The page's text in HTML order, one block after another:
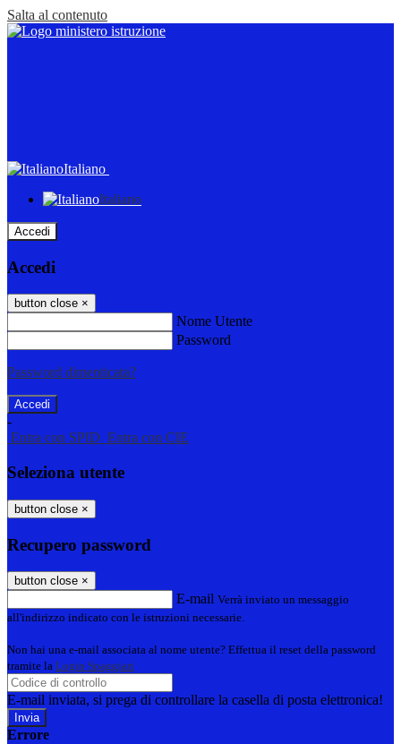
Salta al contenuto
Italiano
Italiano
Accedi
Accedi
button close ×
Nome Utente
Password
Password dimenticata?
-
Entra con SPID Entra con CIE
Seleziona utente
button close ×
Recupero password
button close ×
E-mail Verrà inviato un messaggio
all'indirizzo indicato con le istruzioni necessarie.
Non hai una e-mail associata al nome utente? Effettua il reset della password
tramite la Login Spaggiari
E-mail inviata, si prega di controllare la casella di posta elettronica!
Errore